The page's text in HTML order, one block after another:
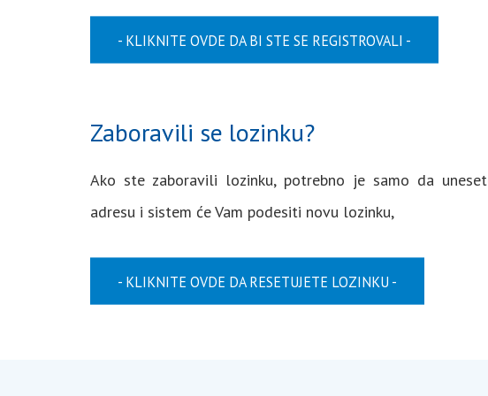
KLIKNITE OVDE DA BI STE SE REGISTROVALI
Zaboravili se lozinku?
Ako ste zaboravili lozinku, potrebno je samo da
adresu i sistem će Vam podesiti novu lozinku,
KLIKNITE OVDE DA RESETUJETE LOZINKU